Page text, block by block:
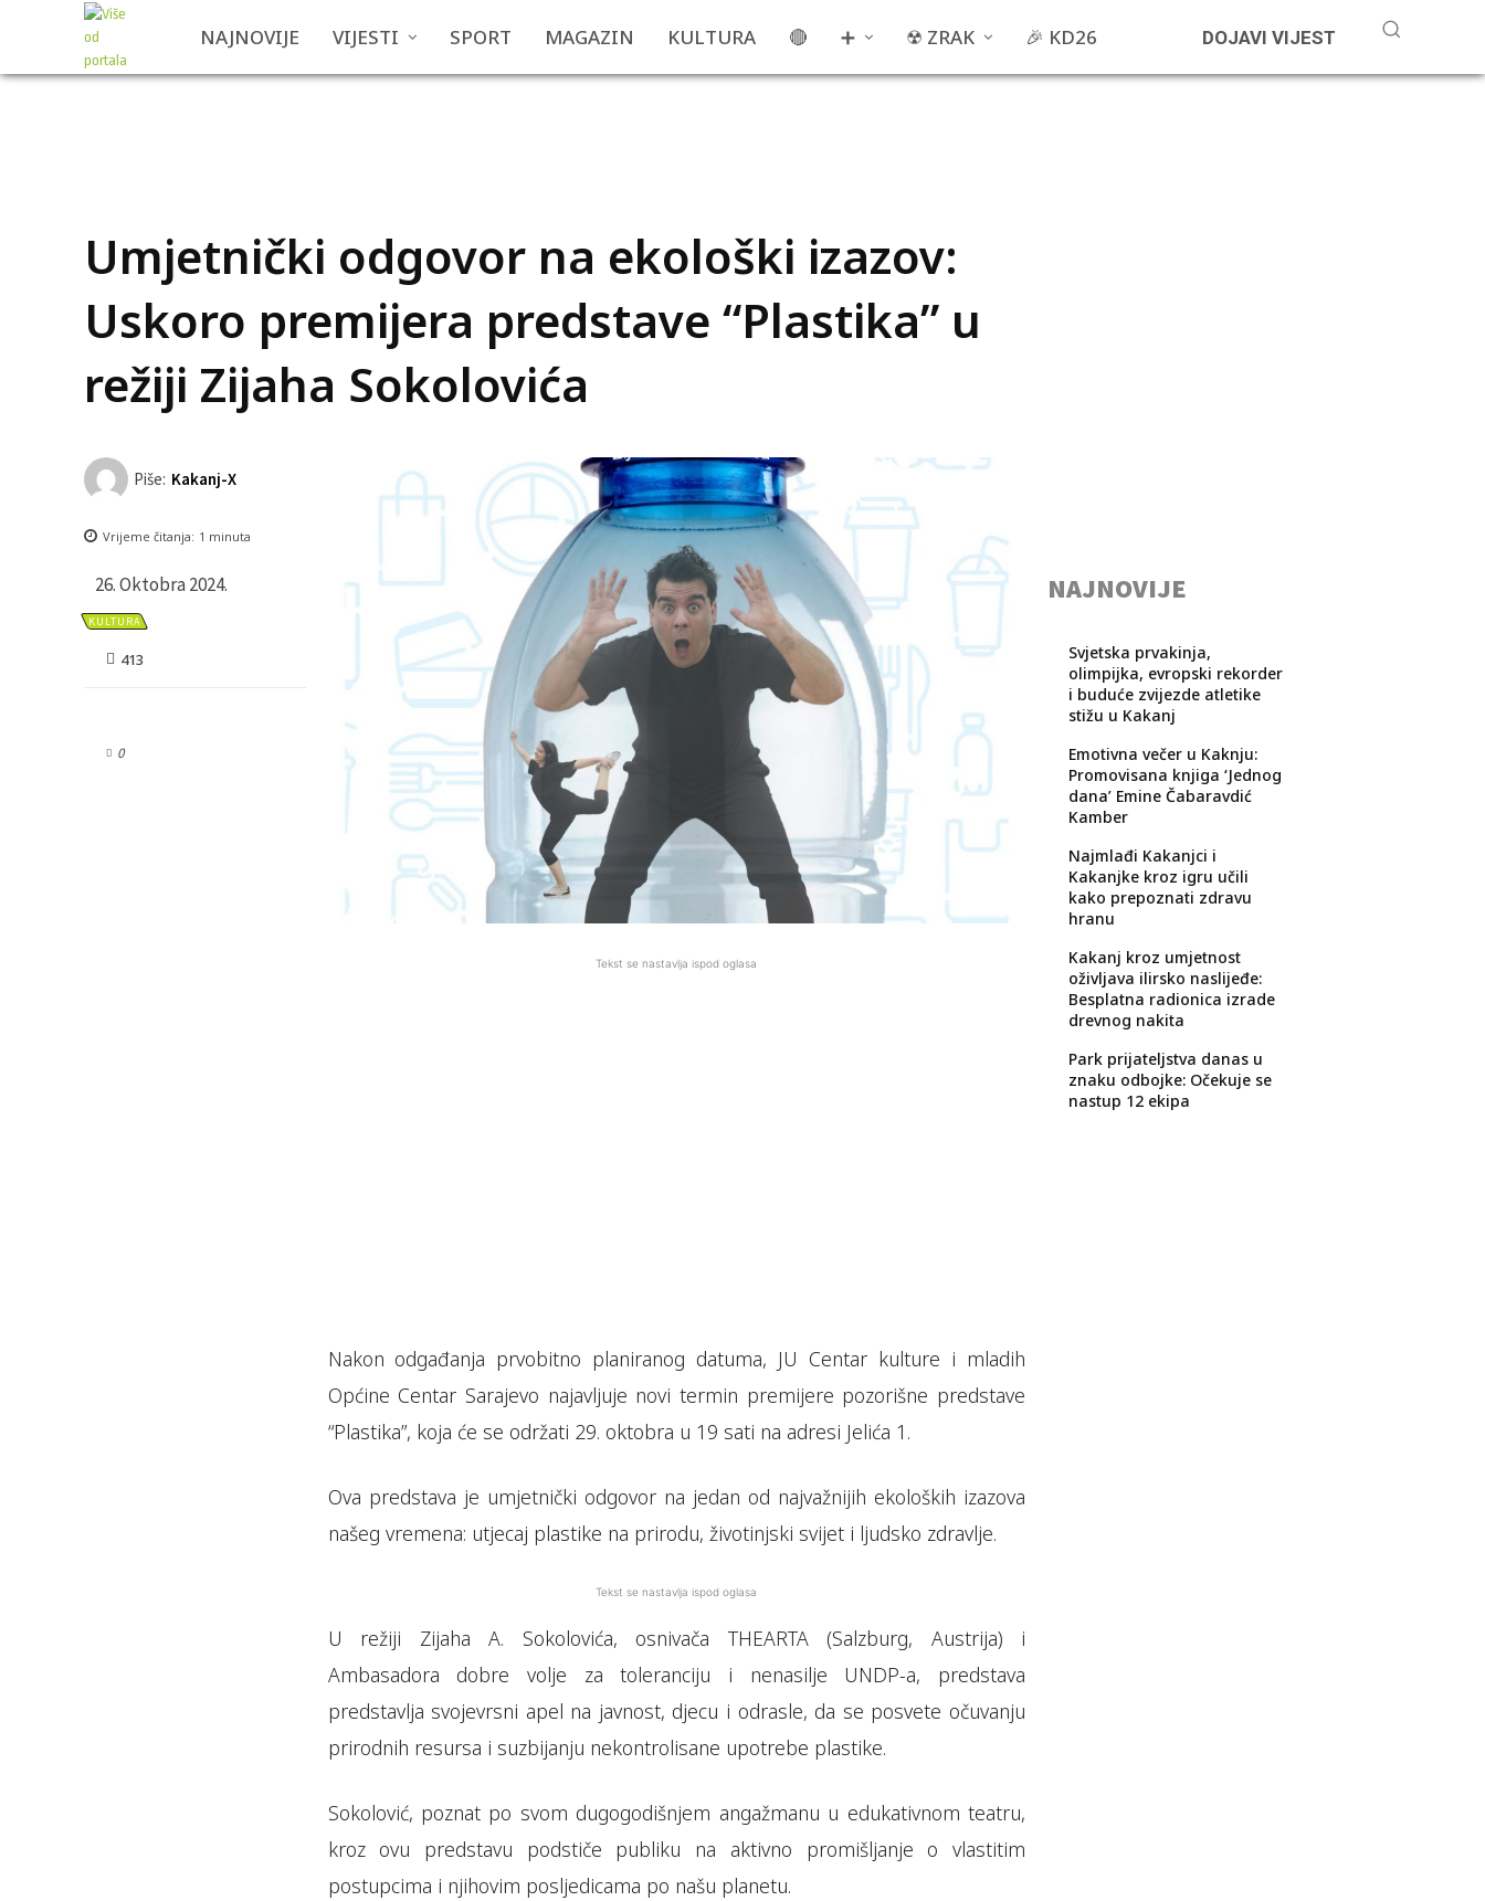
NAJNOVIJE VIJESTI SPORT MAGAZIN KULTURA 🔴 ➕ ☢ ZRAK 🎉 KD26 DOJAVI VIJEST
Umjetnički odgovor na ekološki izazov:
Uskoro premijera predstave “Plastika” u
režiji Zijaha Sokolovića
Piše: Kakanj-X
Vrijeme čitanja: 1 minuta
26. Oktobra 2024.
KULTURA
413
0
Tekst se nastavlja ispod oglasa
Nakon odgađanja prvobitno planiranog datuma, JU Centar kulture i mladih
Općine Centar Sarajevo najavljuje novi termin premijere pozorišne predstave
“Plastika”, koja će se održati 29. oktobra u 19 sati na adresi Jelića 1.
Ova predstava je umjetnički odgovor na jedan od najvažnijih ekoloških izazova
našeg vremena: utjecaj plastike na prirodu, životinjski svijet i ljudsko zdravlje.
Tekst se nastavlja ispod oglasa
U režiji Zijaha A. Sokolovića, osnivača THEARTA (Salzburg, Austrija) i
Ambasadora dobre volje za toleranciju i nenasilje UNDP-a, predstava
predstavlja svojevrsni apel na javnost, djecu i odrasle, da se posvete očuvanju
prirodnih resursa i suzbijanju nekontrolisane upotrebe plastike.
Sokolović, poznat po svom dugogodišnjem angažmanu u edukativnom teatru,
kroz ovu predstavu podstiče publiku na aktivno promišljanje o vlastitim
postupcima i njihovim posljedicama po našu planetu.
NAJNOVIJE
Svjetska prvakinja,
olimpijka, evropski rekorder
i buduće zvijezde atletike
stižu u Kakanj
Emotivna večer u Kaknju:
Promovisana knjiga ‘Jednog
dana’ Emine Čabaravdić
Kamber
Najmlađi Kakanjci i
Kakanjke kroz igru učili
kako prepoznati zdravu
hranu
Kakanj kroz umjetnost
oživljava ilirsko naslijeđe:
Besplatna radionica izrade
drevnog nakita
Park prijateljstva danas u
znaku odbojke: Očekuje se
nastup 12 ekipa